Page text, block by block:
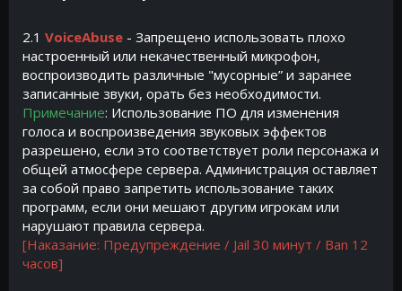
2.1 VoiceAbuse - Запрещено использовать плохо
настроенный или некачественный микрофон,
воспроизводить различные "мусорные” и заранее
записанные звуки, орать без необходимости.
Примечание: Использование ПО для изменения
голоса и воспроизведения звуковых эффектов
разрешено, если это соответствует роли персонажа и
общей атмосфере сервера. Администрация оставляет
за собой право запретить использование таких
программ, если они мешают другим игрокам или
нарушают правила сервера.
[Наказание: Предупреждение / Jail 30 минут / Ban 12
часов]